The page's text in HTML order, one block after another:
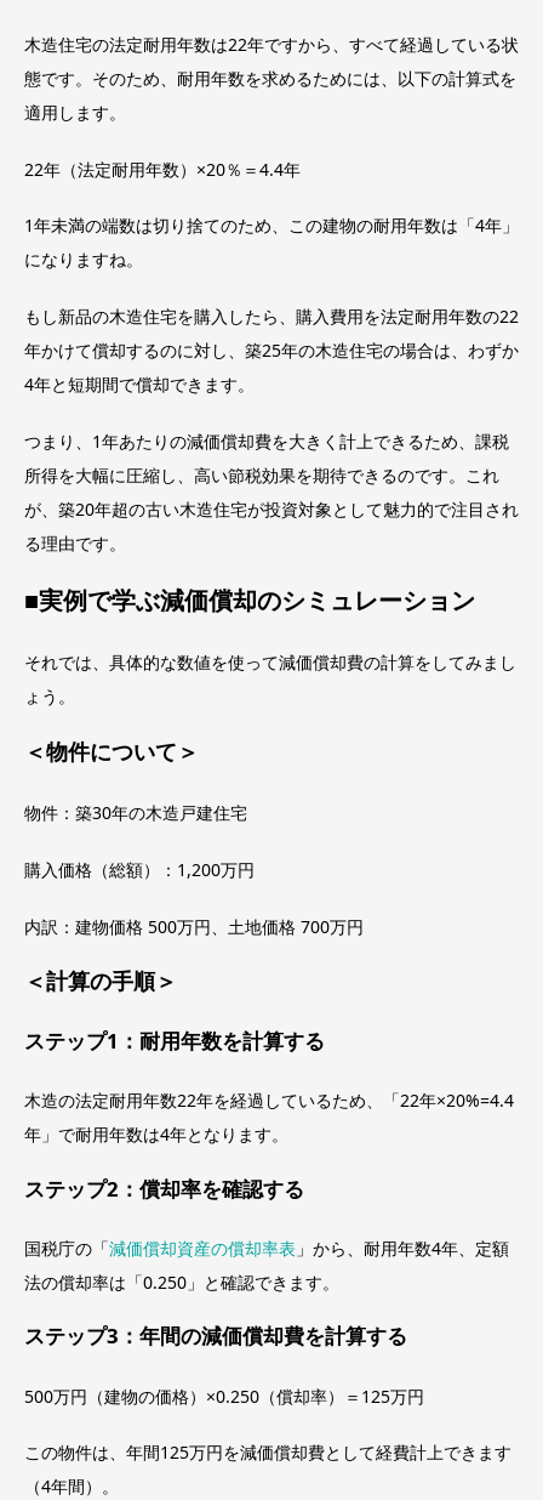
木造住宅の法定耐用年数は22年ですから、すべて経過している状
態です。そのため、耐用年数を求めるためには、以下の計算式を
適用します。
22年（法定耐用年数）×20％＝4.4年
1年未満の端数は切り捨てのため、この建物の耐用年数は「4年」
になりますね。
もし新品の木造住宅を購入したら、購入費用を法定耐用年数の22
年かけて償却するのに対し、築25年の木造住宅の場合は、わずか
4年と短期間で償却できます。
つまり、1年あたりの減価償却費を大きく計上できるため、課税
所得を大幅に圧縮し、高い節税効果を期待できるのです。これ
が、築20年超の古い木造住宅が投資対象として魅力的で注目され
る理由です。
■実例で学ぶ減価償却のシミュレーション
それでは、具体的な数値を使って減価償却費の計算をしてみまし
ょう。
＜物件について＞
物件：築30年の木造戸建住宅
購入価格（総額）：1,200万円
内訳：建物価格 500万円、土地価格 700万円
＜計算の手順＞
ステップ1：耐用年数を計算する
木造の法定耐用年数22年を経過しているため、「22年×20%=4.4
年」で耐用年数は4年となります。
ステップ2：償却率を確認する
国税庁の「減価償却資産の償却率表 」から、耐用年数4年、定額
法の償却率は「0.250」と確認できます。
ステップ3：年間の減価償却費を計算する
500万円（建物の価格）×0.250（償却率）＝125万円
この物件は、年間125万円を減価償却費として経費計上できます
（4年間）。